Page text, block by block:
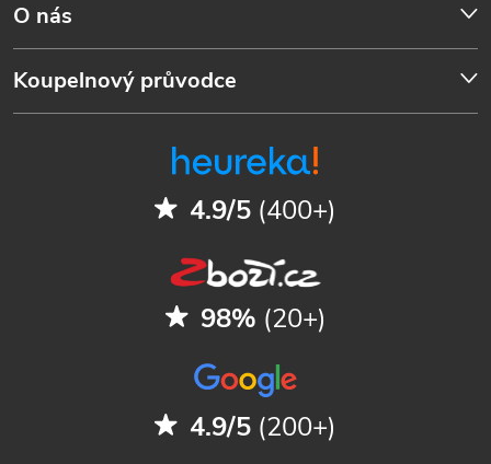
O nás
Koupelnový průvodce
4.9/5 (400+)
98% (20+)
4.9/5 (200+)